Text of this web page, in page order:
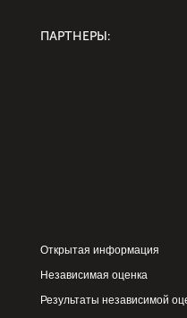
ПАРТНЕРЫ:
Открытая информация
Независимая оценка
Результаты независимой